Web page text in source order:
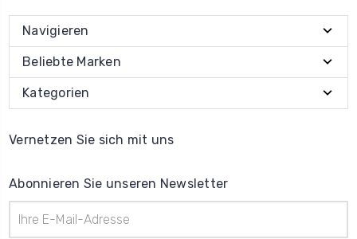
Navigieren
Beliebte Marken
Kategorien
Vernetzen Sie sich mit uns
Abonnieren Sie unseren Newsletter
Mail-